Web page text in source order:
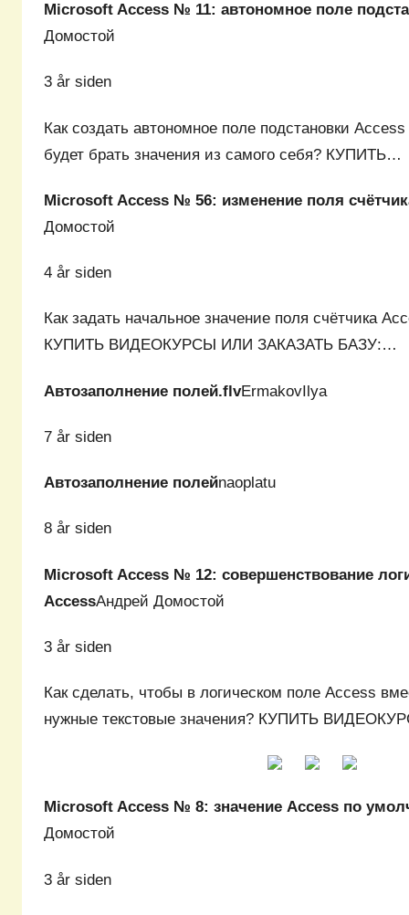
Microsoft Access № 11: автономное поле
Домостой
3 år siden
Как создать автономное поле подстановки
будет брать значения из самого себя? КУПИТЬ…
Microsoft Access № 56: изменение поля
Домостой
4 år siden
Как задать начальное значение поля счётчика
КУПИТЬ ВИДЕОКУРСЫ ИЛИ ЗАКАЗАТЬ БАЗУ:…
Автозаполнение полей.flvErmakovIlya
7 år siden
Автозаполнение полейnaoplatu
8 år siden
Microsoft Access № 12: совершенствование
AccessАндрей Домостой
3 år siden
Как сделать, чтобы в логическом поле Access
нужные текстовые значения? КУПИТЬ
Microsoft Access № 8: значение Access по
Домостой
3 år siden